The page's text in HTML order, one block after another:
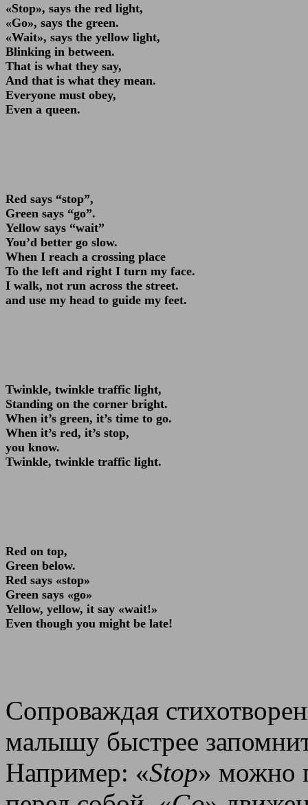
«Stop», says the red light,
«Go», says the green.
«Wait», says the yellow light,
Blinking in between.
That is what they say,
And that is what they mean.
Everyone must obey,
Even a queen.
Red says “stop”,
Green says “go”.
Yellow says “wait”
You’d better go slow.
When I reach a crossing place
To the left and right I turn my face.
I walk, not run across the street.
and use my head to guide my feet.
Twinkle, twinkle traffic light,
Standing on the corner bright.
When it’s green, it’s time to go.
When it’s red, it’s stop,
you know.
Twinkle, twinkle traffic light.
Red on top,
Green below.
Red says «stop»
Green says «go»
Yellow, yellow, it say «wait!»
Even though you might be late!
Сопроваждая
малышу быстрее
Например: «Stop» можно